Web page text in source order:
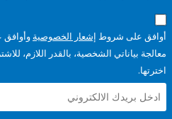
شروطإشعار الخصوصيةوأوافق على كيف
الشخصية، بالقدر اللازم، للاشتراك في